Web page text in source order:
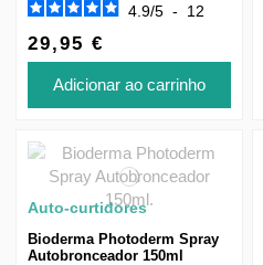
4.9/5 - 12
29,95 €
Adicionar ao carrinho
Auto-curtidores
Bioderma Photoderm Spray
Autobronceador 150ml